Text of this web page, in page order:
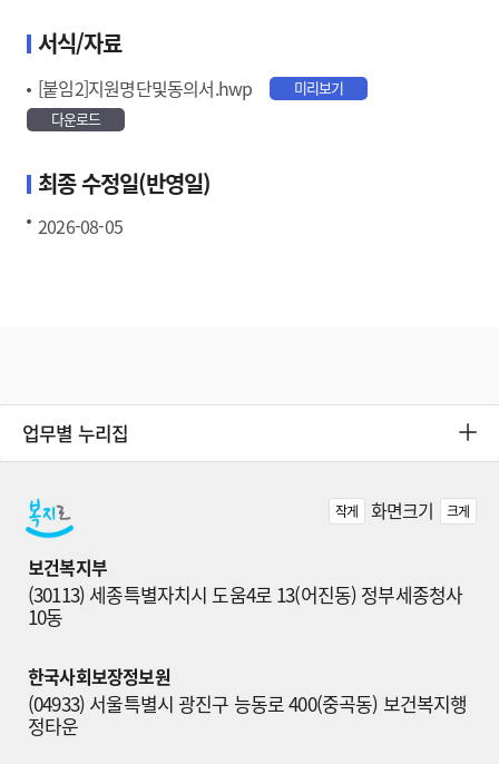
서식/자료
[붙임2]지원명단및동의서.hwp
미리보기
다운로드
최종 수정일(반영일)
2026-08-05
업무별 누리집
작게 화면크기 크게
보건복지부
(30113) 세종특별자치시 도움4로 13(어진동) 정부세종청사
10동
한국사회보장정보원
(04933) 서울특별시 광진구 능동로 400(중곡동) 보건복지행
정타운